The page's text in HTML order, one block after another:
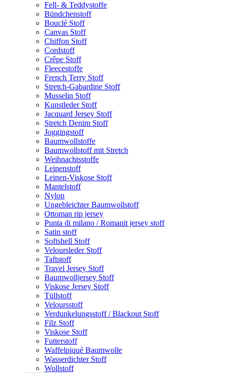
Fell- & Teddystoffe
Bündchenstoff
Bouclé Stoff
Canvas Stoff
Chiffon Stoff
Cordstoff
Crêpe Stoff
Fleecestoffe
French Terry Stoff
Stretch-Gabardine Stoff
Musselin Stoff
Kunstleder Stoff
Jacquard Jersey Stoff
Stretch Denim Stoff
Joggingstoff
Baumwollstoffe
Baumwollstoff mit Stretch
Weihnachtsstoffe
Leinenstoff
Leinen-Viskose Stoff
Mantelstoff
Nylon
Ungebleichter Baumwollstoff
Ottoman rip jersey
Punta di milano / Romanit jersey stoff
Satin stoff
Softshell Stoff
Veloursleder Stoff
Taftstoff
Travel Jersey Stoff
Baumwolljersey Stoff
Viskose Jersey Stoff
Tüllstoff
Veloursstoff
Verdunkelungsstoff / Blackout Stoff
Filz Stoff
Viskose Stoff
Futterstoff
Waffelpiqué Baumwolle
Wasserdichter Stoff
Wollstoff